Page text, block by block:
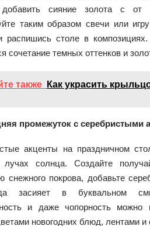
добавить сияние золота с
таким образом свечи или
распишись столе в
сочетание темных оттенков и
также
Как украсить
промежуток с серебристыми
акценты на праздничном
солнца. Создайте
снежного покрова, добавьте
засияет в буквальном
и даже чопорность можно
новогодних блюд, лентами и